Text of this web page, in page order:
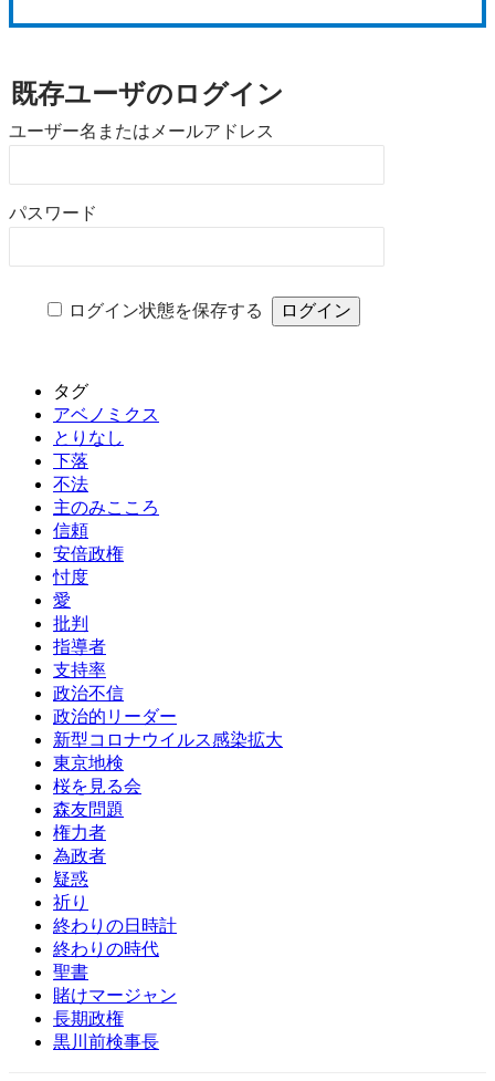
既存ユーザのログイン
ユーザー名またはメールアドレス
パスワード
ログイン状態を保存する
タグ
アベノミクス
とりなし
下落
不法
主のみこころ
信頼
安倍政権
忖度
愛
批判
指導者
支持率
政治不信
政治的リーダー
新型コロナウイルス感染拡大
東京地検
桜を見る会
森友問題
権力者
為政者
疑惑
祈り
終わりの日時計
終わりの時代
聖書
賭けマージャン
長期政権
黒川前検事長